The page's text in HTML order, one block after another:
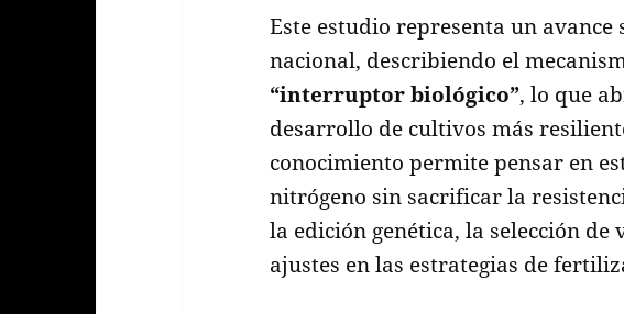
Este estudio representa un
nacional, describiendo el
“interruptor biológico”, lo que
desarrollo de cultivos más
conocimiento permite pensar en
nitrógeno sin sacrificar la
la edición genética, la selección
ajustes en las estrategias de